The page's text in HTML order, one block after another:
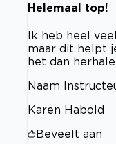
Helemaal top!
Ik heb heel
maar dit helpt
het dan
Naam
Karen Habold
Beveelt aan